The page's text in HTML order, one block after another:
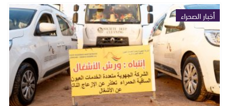
أخبار الصحراء